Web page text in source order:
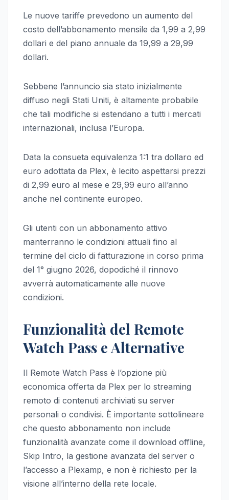
Le nuove tariffe prevedono un aumento del
costo dell’abbonamento mensile da 1,99 a 2,99
dollari e del piano annuale da 19,99 a 29,99
dollari.
Sebbene l’annuncio sia stato inizialmente
diffuso negli Stati Uniti, è altamente probabile
che tali modifiche si estendano a tutti i mercati
internazionali, inclusa l’Europa.
Data la consueta equivalenza 1:1 tra dollaro ed
euro adottata da Plex, è lecito aspettarsi prezzi
di 2,99 euro al mese e 29,99 euro all’anno
anche nel continente europeo.
Gli utenti con un abbonamento attivo
manterranno le condizioni attuali fino al
termine del ciclo di fatturazione in corso prima
del 1° giugno 2026, dopodiché il rinnovo
avverrà automaticamente alle nuove
condizioni.
Funzionalità del Remote
Watch Pass e Alternative
Il Remote Watch Pass è l’opzione più
economica offerta da Plex per lo streaming
remoto di contenuti archiviati su server
personali o condivisi. È importante sottolineare
che questo abbonamento non include
funzionalità avanzate come il download offline,
Skip Intro, la gestione avanzata del server o
l’accesso a Plexamp, e non è richiesto per la
visione all’interno della rete locale.